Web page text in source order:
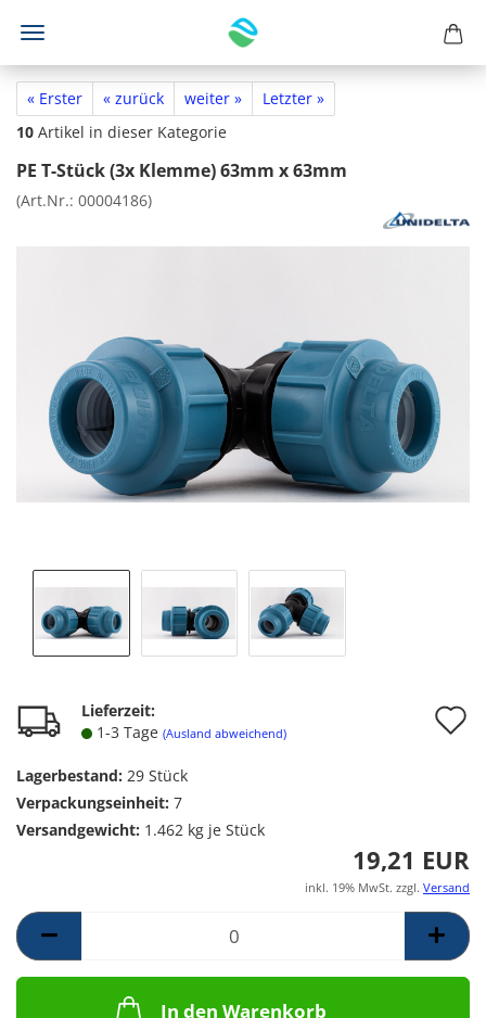
« Erster « zurück weiter »
Letzter »
10 Artikel in dieser Kategorie
PE T-Stück (3x Klemme) 63mm x 63mm
(Art.Nr.: 00004186)
Lieferzeit:
1-3 Tage (Ausland abweichend)
Lagerbestand: 29 Stück
Verpackungseinheit: 7
Versandgewicht: 1.462 kg je Stück
19,21 EUR
inkl. 19% MwSt. zzgl. Versand
In den Warenkorb